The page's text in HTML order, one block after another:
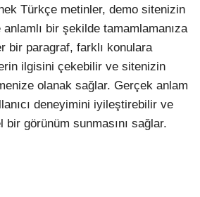
Türkçe metinler, demo sitenizin
bir şekilde tamamlamanıza
bir paragraf, farklı konulara
ilgisini çekebilir ve sitenizin
olanak sağlar. Gerçek anlam
deneyimini iyileştirebilir ve
görünüm sunmasını sağlar.